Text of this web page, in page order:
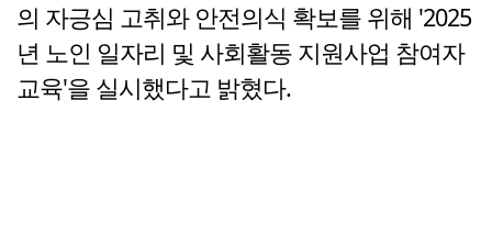
의 자긍심 고취와 안전의식 확보를 위해 '2025
년 노인 일자리 및 사회활동 지원사업 참여자
교육'을 실시했다고 밝혔다.